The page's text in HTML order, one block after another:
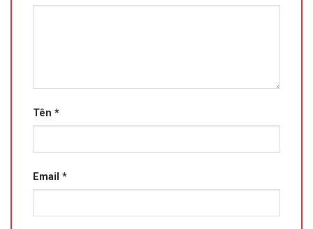
Tên *
Email *